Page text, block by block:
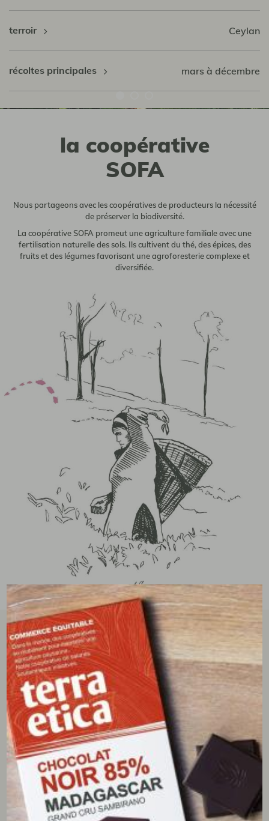
terroir Ceylan
récoltes principales mars à décembre
la coopérative
SOFA
Nous partageons avec les coopératives de producteurs la nécessité
de préserver la biodiversité.
La coopérative SOFA promeut une agriculture familiale avec une
fertilisation naturelle des sols. Ils cultivent du thé, des épices, des
fruits et des légumes favorisant une agroforesterie complexe et
diversifiée.
tous les avis clients
5/5
(2 avis)
écrire un avis
cerise
05/05/2025
Ce thé a un bon goût d'écorces d'agrumes, j'aime
beaucoup
Pihen